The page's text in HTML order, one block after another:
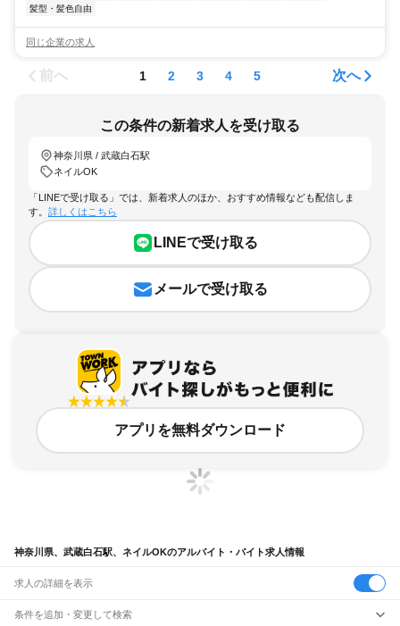
髪型・髪色自由
同じ企業の求人
前へ 1 2 3 4 5 次へ
この条件の新着求人を受け取る
神奈川県 / 武蔵白石駅
ネイルOK
「LINEで受け取る」では、新着求人のほか、おすすめ情報なども配信しま
す。 詳しくはこちら
LINEで受け取る
メールで受け取る
アプリを無料ダウンロード
神奈川県、武蔵白石駅、ネイルOKのアルバイト・バイト求人情報
求人の詳細を表示
条件を追加・変更して検索